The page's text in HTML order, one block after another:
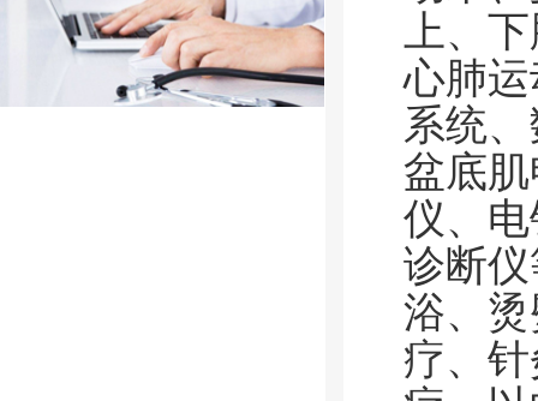
上、
心肺
系统
盆底
仪、
诊断
浴、
疗、